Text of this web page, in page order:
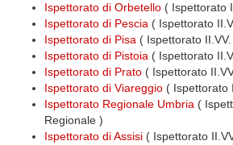
Ispettorato di Orbetello ( Ispettorato
Ispettorato di Pescia ( Ispettorato
Ispettorato di Pisa ( Ispettorato II.VV.
Ispettorato di Pistoia ( Ispettorato
Ispettorato di Prato ( Ispettorato
Ispettorato di Viareggio ( Ispettorato
Ispettorato Regionale Umbria (
Regionale )
Ispettorato di Assisi ( Ispettorato